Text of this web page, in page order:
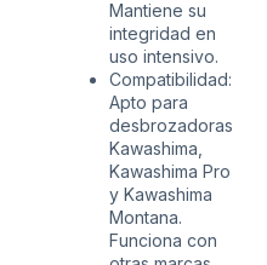
Mantiene su
integridad en
uso intensivo.
Compatibilidad:
Apto para
desbrozadoras
Kawashima,
Kawashima Pro
y Kawashima
Montana.
Funciona con